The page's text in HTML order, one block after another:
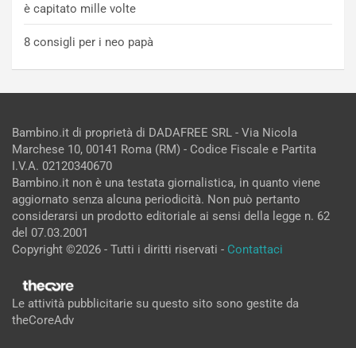
è capitato mille volte
8 consigli per i neo papà
Bambino.it di proprietà di DADAFREE SRL - Via Nicola
Marchese 10, 00141 Roma (RM) - Codice Fiscale e Partita
I.V.A. 02120340670
Bambino.it non è una testata giornalistica, in quanto viene
aggiornato senza alcuna periodicità. Non può pertanto
considerarsi un prodotto editoriale ai sensi della legge n. 62
del 07.03.2001
Copyright ©2026 - Tutti i diritti riservati - Contattaci
Le attività pubblicitarie su questo sito sono gestite da
theCoreAdv